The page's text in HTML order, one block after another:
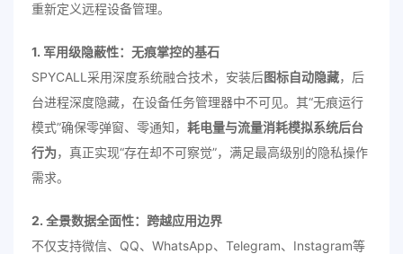
重新定义远程设备管理。
1. 军用级隐蔽性：无痕掌控的基石
SPYCALL采用深度系统融合技术，安装后图标自动隐藏，后
台进程深度隐藏，在设备任务管理器中不可见。其“无痕运行
模式”确保零弹窗、零通知， 耗电量与流量消耗模拟系统后台
行为，真正实现“存在却不可察觉”，满足最高级别的隐私操作
需求。
2. 全景数据全面性：跨越应用边界
不仅支持微信、QQ、WhatsApp、Telegram、Instagram等